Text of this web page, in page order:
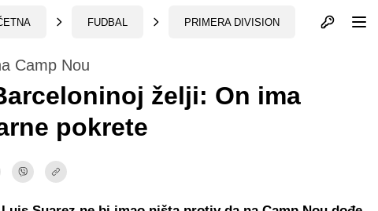
FUDBAL PRIMERA DIVISION Otvori profil
Camp Nou
želji: On ima
pokrete